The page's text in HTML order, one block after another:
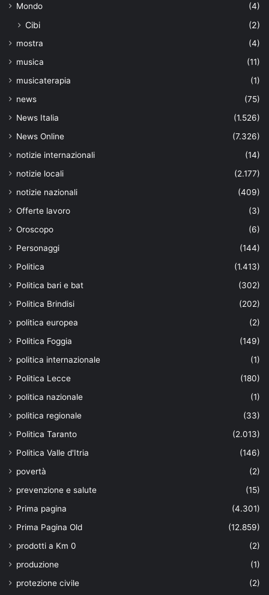
Mondo
(4)
Cibi (2)
mostra
(4)
musica
(11)
musicaterapia
(1)
news
(75)
News Italia
(1.526)
News Online
(7.326)
notizie internazionali
(14)
notizie locali
(2.177)
notizie nazionali
(409)
Offerte lavoro
(3)
Oroscopo
(6)
Personaggi
(144)
Politica
(1.413)
Politica bari e bat
(302)
Politica Brindisi
(202)
politica europea
(2)
Politica Foggia
(149)
politica internazionale
(1)
Politica Lecce
(180)
politica nazionale
(1)
politica regionale
(33)
Politica Taranto
(2.013)
Politica Valle d'Itria
(146)
povertà
(2)
prevenzione e salute
(15)
Prima pagina
(4.301)
Prima Pagina Old
(12.859)
prodotti a Km 0
(2)
produzione
(1)
protezione civile
(2)